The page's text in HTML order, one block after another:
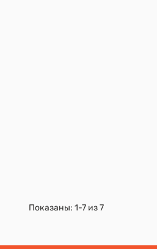
Показаны: 1-7 из7